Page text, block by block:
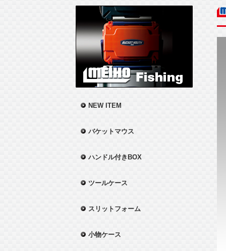
NEW ITEM
バケットマウス
ハンドル付きBOX
ツールケース
スリットフォーム
小物ケース